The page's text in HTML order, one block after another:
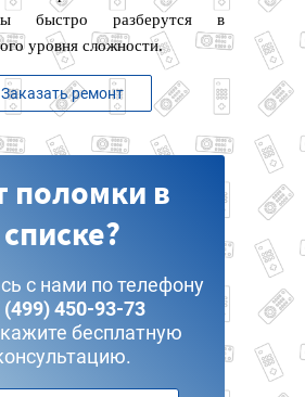
быстро разберутся в
уровня сложности.
Заказать ремонт
поломки в
списке?
с нами по телефону
(499) 450-93-73
бесплатную